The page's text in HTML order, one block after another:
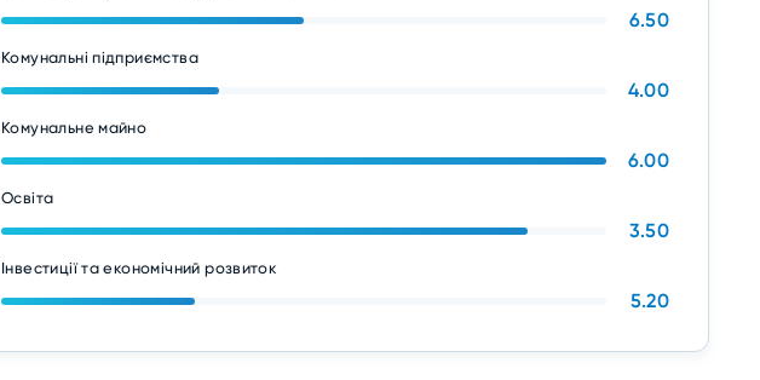
6.50
Комунальні підприємства
4.00
Комунальне майно
6.00
Освіта
3.50
Інвестиції та економічний розвиток
5.20